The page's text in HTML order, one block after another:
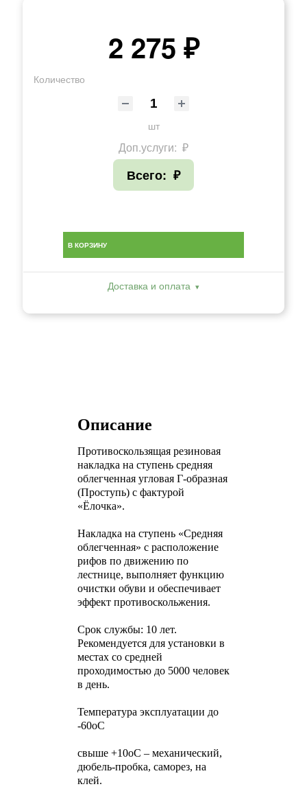
2 275 ₽
Количество
шт
Доп.услуги: ₽
Всего: ₽
В КОРЗИНУ
Доставка и оплата
Описание
Противоскользящая резиновая
накладка на ступень средняя
облегченная угловая Г-образная
(Проступь) с фактурой
«Ёлочка».
Накладка на ступень «Средняя
облегченная» с расположение
рифов по движению по
лестнице, выполняет функцию
очистки обуви и обеспечивает
эффект противоскольжения.
Срок службы: 10 лет.
Рекомендуется для установки в
местах со средней
проходимостью до 5000 человек
в день.
Температура эксплуатации до
-60оС
свыше +10оС – механический,
дюбель-пробка, саморез, на
клей.